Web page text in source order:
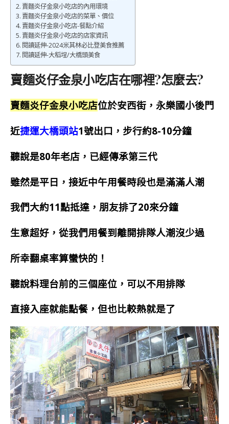
賣麵炎仔金泉小吃店的內用環境
賣麵炎仔金泉小吃店的菜單、價位
賣麵炎仔金泉小吃店-餐點介紹
賣麵炎仔金泉小吃店的店家資訊
閱讀延伸-2024米其林必比登美食推薦
閱讀延伸-大稻埕/大橋頭美食
賣麵炎仔金泉小吃店在哪裡?怎麼去?
賣麵炎仔金泉小吃店位於安西街，永樂國小後門
近捷運大橋頭站1號出口，步行約8-10分鐘
聽說是80年老店，已經傳承第三代
雖然是平日，接近中午用餐時段也是滿滿人潮
我們大約11點抵達，朋友排了20來分鐘
生意超好，從我們用餐到離開排隊人潮沒少過
所幸翻桌率算蠻快的！
聽說料理台前的三個座位，可以不用排隊
直接入座就能點餐，但也比較熱就是了